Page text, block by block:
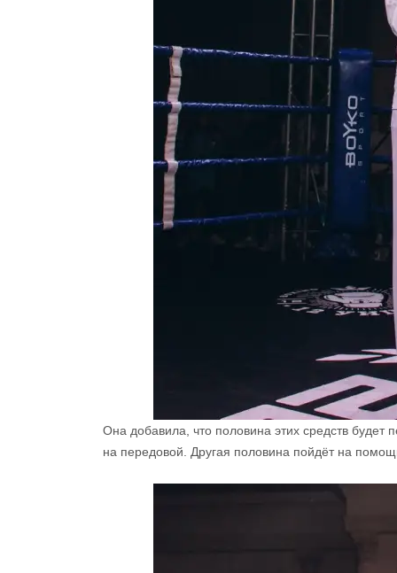
Она добавила, что половина этих средств
на передовой. Другая половина пойдёт на